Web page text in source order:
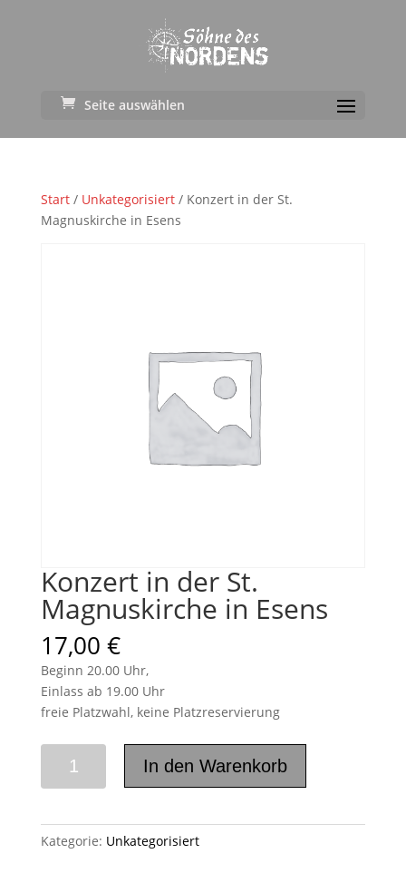
Seite auswählen
Start/ Unkategorisiert/ Konzert in der St.
Magnuskirche in Esens
Konzert in der St.
Magnuskirche in Esens
17,00 €
Beginn 20.00 Uhr,
Einlass ab 19.00 Uhr
freie Platzwahl, keine Platzreservierung
Magnuskirche
In den Warenkorb
Kategorie: Unkategorisiert